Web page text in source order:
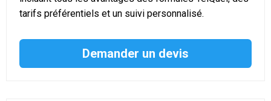
tarifs préférentiels et un suivi personnalisé.
Demander un devis